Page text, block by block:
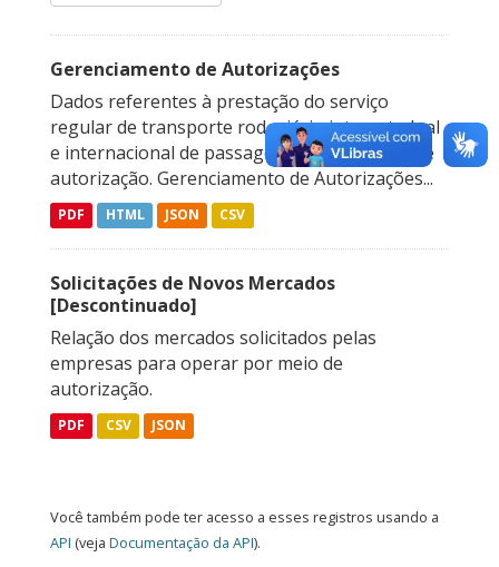
Gerenciamento de Autorizações
Dados referentes à prestação do serviço
regular de transporte rodoviário interestadual
e internacional de passageiros, sob regime de
autorização. Gerenciamento de Autorizações...
PDF HTML JSON CSV
Solicitações de Novos Mercados
[Descontinuado]
Relação dos mercados solicitados pelas
empresas para operar por meio de
autorização.
PDF CSV JSON
Você também pode ter acesso a esses registros usando a
API (veja Documentação da API).